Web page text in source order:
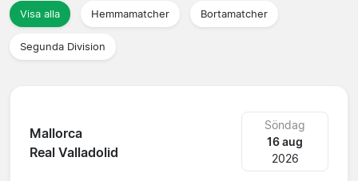
Visa alla Hemmamatcher Bortamatcher
Segunda Division
Mallorca
Real Valladolid
Söndag
16 aug
2026